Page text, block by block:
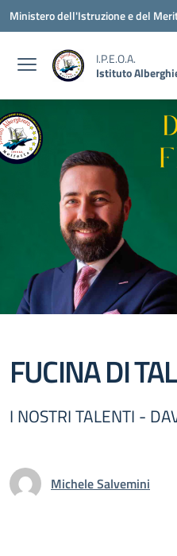
Vai ai contenuti
Vai al menu di navigazione
Vai al footer
Ministero dell'Istruzione e del
I.P.E.O.A.
Istituto
FUCINA DI
I NOSTRI TALENTI -
Michele Salvemini